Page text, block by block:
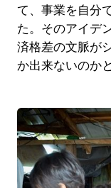
て、事業を自分
た。そのアイデ
済格差の文脈が
か出来ないのか